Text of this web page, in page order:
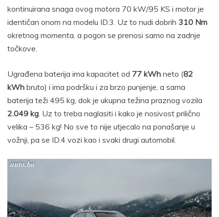
kontinuirana snaga ovog motora 70 kW/95 KS i motor je
identičan onom na modelu ID.3. Uz to nudi dobrih 310 Nm
okretnog momenta, a pogon se prenosi samo na zadnje
točkove.
Ugrađena baterija ima kapacitet od 77 kWh neto (82
kWh bruto) i ima podršku i za brzo punjenje, a sama
baterija teži 495 kg, dok je ukupna težina praznog vozila
2.049 kg. Uz to treba naglasiti i kako je nosivost prilično
velika – 536 kg! No sve to nije utjecalo na ponašanje u
vožnji, pa se ID.4 vozi kao i svaki drugi automobil.